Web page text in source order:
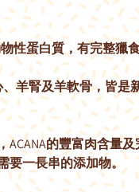
物性蛋白質，有完整獵
羊腎及羊軟骨，皆是
的豐富肉含量
要一長串的添加物。